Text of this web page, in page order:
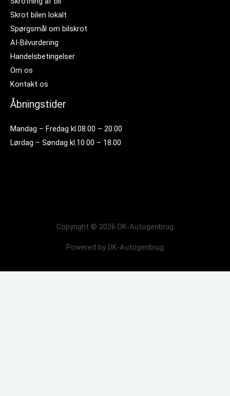
Skrot bilen lokalt
Spørgsmål om bilskrot
AI-Bilvurdering
Handelsbetingelser
Om os
Kontakt os
Åbningstider
Mandag – Fredag kl.08.00 – 20.00
Lørdag – Søndag kl.10.00 – 18.00
Copyright © 2026 DK-Autogenbrug
Powered by DK-Autogenbrug